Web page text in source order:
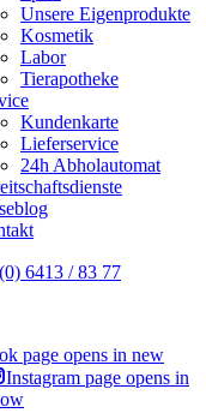
Unsere Eigenprodukte
Kosmetik
Labor
Tierapotheke
Kundenkarte
Lieferservice
24h Abholautomat
6413 / 83 77
page opens in new
Instagram page opens in